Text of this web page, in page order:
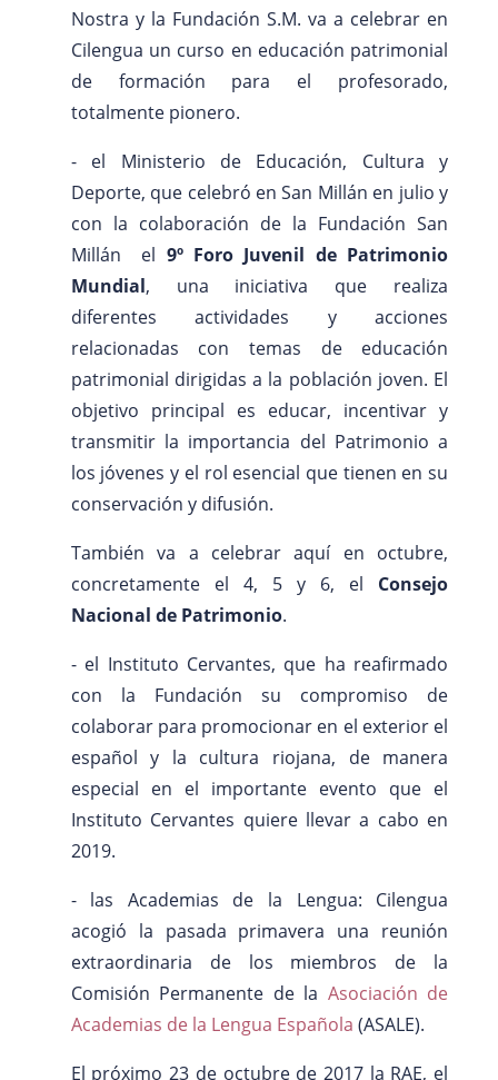
Nostra y la Fundación S.M. va a celebrar en
Cilengua un curso en educación patrimonial
de formación para el profesorado,
totalmente pionero.
- el Ministerio de Educación, Cultura y
Deporte, que celebró en San Millán en julio y
con la colaboración de la Fundación San
Millán el 9º Foro Juvenil de Patrimonio
Mundial, una iniciativa que realiza
diferentes actividades y acciones
relacionadas con temas de educación
patrimonial dirigidas a la población joven. El
objetivo principal es educar, incentivar y
transmitir la importancia del Patrimonio a
los jóvenes y el rol esencial que tienen en su
conservación y difusión.
También va a celebrar aquí en octubre,
concretamente el 4, 5 y 6, el Consejo
Nacional de Patrimonio.
- el Instituto Cervantes, que ha reafirmado
con la Fundación su compromiso de
colaborar para promocionar en el exterior el
español y la cultura riojana, de manera
especial en el importante evento que el
Instituto Cervantes quiere llevar a cabo en
2019.
- las Academias de la Lengua: Cilengua
acogió la pasada primavera una reunión
extraordinaria de los miembros de la
Comisión Permanente de la Asociación de
Academias de la Lengua Española (ASALE).
El próximo 23 de octubre de 2017 la RAE, el